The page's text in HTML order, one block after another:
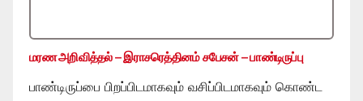
மரண அறிவித்தல் – இராசரெத்தினம் சபேசன் – பாண்டிருப்பு
பாண்டிருப்பை பிறப்பிடமாகவும் வசிப்பிடமாகவும் கொண்ட